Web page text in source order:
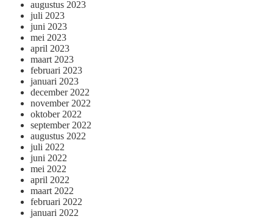
augustus 2023
juli 2023
juni 2023
mei 2023
april 2023
maart 2023
februari 2023
januari 2023
december 2022
november 2022
oktober 2022
september 2022
augustus 2022
juli 2022
juni 2022
mei 2022
april 2022
maart 2022
februari 2022
januari 2022